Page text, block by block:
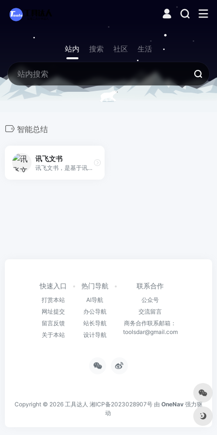
站内 搜索 社区 生活
智能总结
讯飞文书
讯飞文书，是基于讯飞星火大模型进行文书数据定制训练，面向文书写作群体推出的一款AI材料写作平台。
快速入口
打赏本站
网址提交
留言反馈
关于本站
热门导航
AI导航
办公导航
站长导航
设计导航
联系合作
公众号
交流留言
商务合作联系邮箱：
toolsdar@gmail.com
Copyright © 2026 工具达人 湘ICP备2023028907号 由 OneNav 强力驱
动